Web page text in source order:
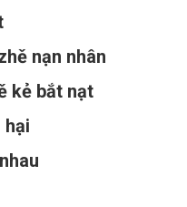
nạn nhân
kẻ bắt nạt
hại